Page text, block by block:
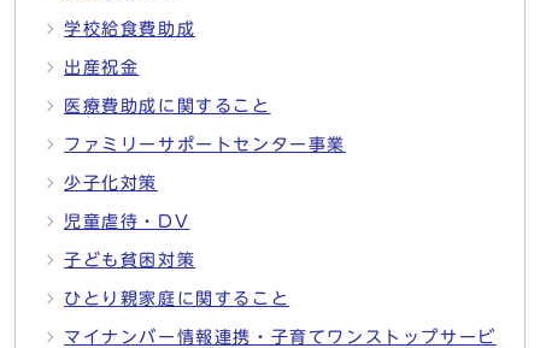
学校給食費助成
出産祝金
医療費助成に関すること
ファミリーサポートセンター事業
少子化対策
児童虐待・DV
子ども貧困対策
ひとり親家庭に関すること
マイナンバー情報連携・子育てワンストップサービ